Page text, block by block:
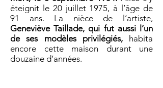
éteignit le 20 juillet 1975, à l’âge de
91 ans. La nièce de l’artiste,
Geneviève Taillade, qui fut aussi l’un
de ses modèles privilégiés,habita
encore cette maison durant une
douzaine d’années.